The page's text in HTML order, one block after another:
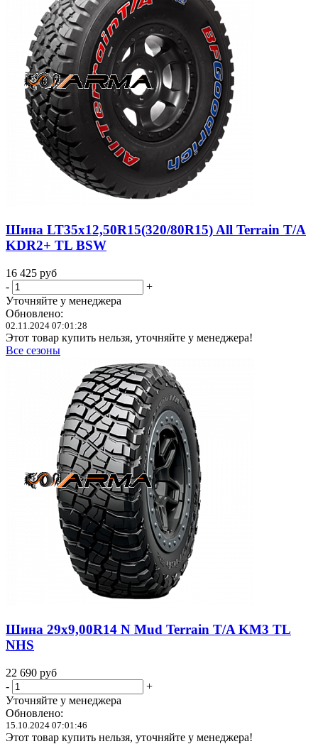
Шина LT35x12,50R15(320/80R15) All Terrain T/A
KDR2+ TL BSW
16 425 руб
-
+
Уточняйте у менеджера
Обновлено:
02.11.2024 07:01:28
Этот товар купить нельзя, уточняйте у менеджера!
Все сезоны
Шина 29x9,00R14 N Mud Terrain T/A KM3 TL
NHS
22 690 руб
-
+
Уточняйте у менеджера
Обновлено:
15.10.2024 07:01:46
Этот товар купить нельзя, уточняйте у менеджера!